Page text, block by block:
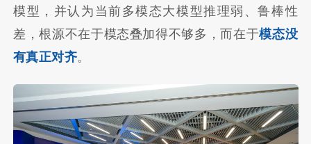
模型，并认为当前多模态大模型推理弱、鲁棒性
差，根源不在于模态叠加得不够多，而在于模态没
有真正对齐。